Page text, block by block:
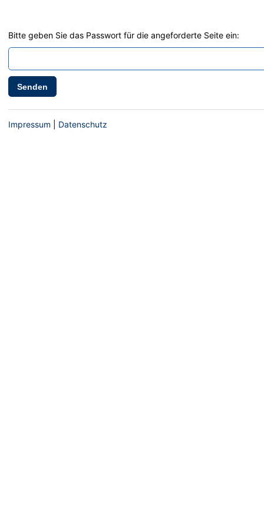
Bitte geben Sie das Passwort für die angeforderte Seite ein:
Senden
Impressum Datenschutz